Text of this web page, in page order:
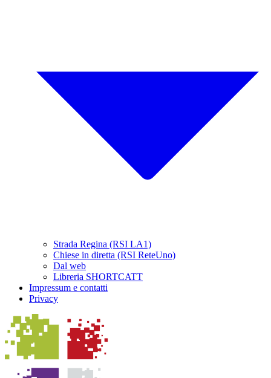
Strada Regina (RSI LA1)
Chiese in diretta (RSI ReteUno)
Dal web
Libreria SHORTCATT
Impressum e contatti
Privacy